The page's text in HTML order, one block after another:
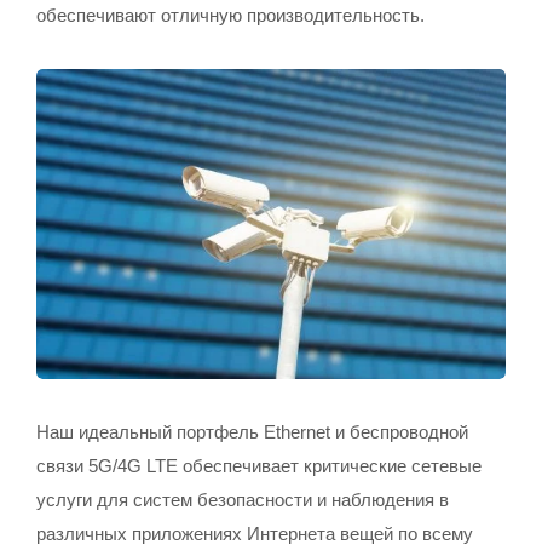
обеспечивают отличную производительность.
Наш идеальный портфель Ethernet и беспроводной
связи 5G/4G LTE обеспечивает критические сетевые
услуги для систем безопасности и наблюдения в
различных приложениях Интернета вещей по всему